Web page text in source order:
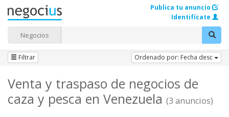
Negocios
Publica tu anuncio
Identifícate
Filtrar Ordenado por: Fecha desc
Venta y traspaso de negocios de
caza y pesca en Venezuela (3 anuncios)